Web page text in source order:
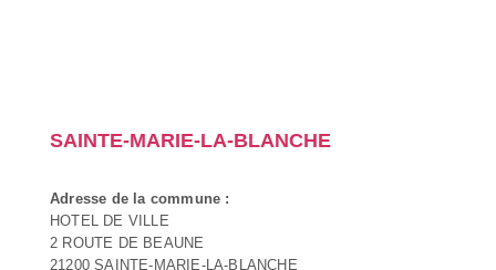
SAINTE-MARIE-LA-BLANCHE
Adresse de la commune :
HOTEL DE VILLE
2 ROUTE DE BEAUNE
21200 SAINTE-MARIE-LA-BLANCHE